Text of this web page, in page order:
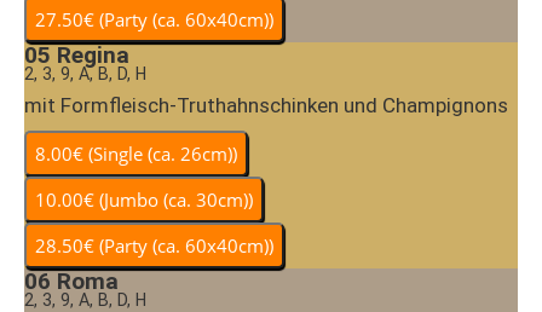
05 Regina
2, 3, 9, A, B, D, H
mit Formfleisch-Truthahnschinken und Champignons
06 Roma
2, 3, 9, A, B, D, H